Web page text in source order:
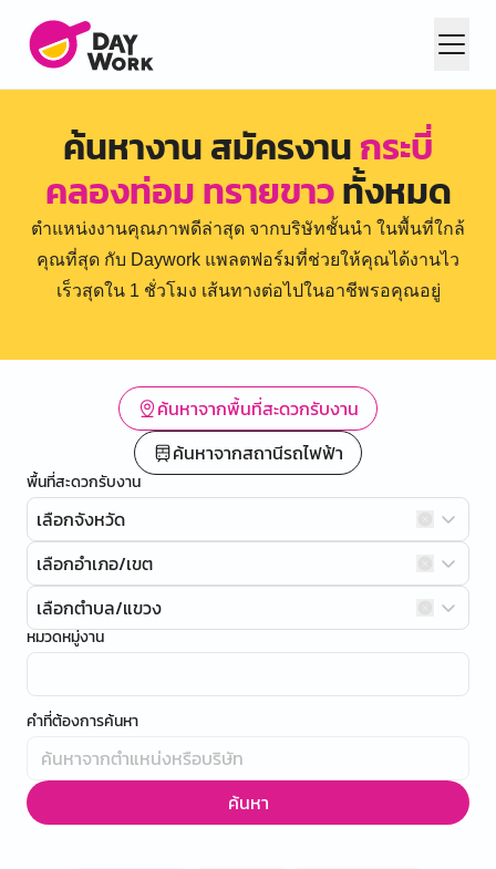
ค้นหางาน สมัครงานกระบี่
คลองท่อม ทรายขาวทั้งหมด
ตำแหน่งงานคุณภาพดีล่าสุด จากบริษัทชั้นนำ ในพื้นที่ใกล้
คุณที่สุด กับ Daywork แพลตฟอร์มที่ช่วยให้คุณได้งานไว
เร็วสุดใน 1 ชั่วโมง เส้นทางต่อไปในอาชีพรอคุณอยู่
ค้นหาจากพื้นที่สะดวกรับงาน
ค้นหาจากสถานีรถไฟฟ้า
พื้นที่สะดวกรับงาน
เลือกจังหวัด
เลือกอำเภอ/เขต
เลือกตำบล/แขวง
หมวดหมู่งาน
คำที่ต้องการค้นหา
ค้นหา